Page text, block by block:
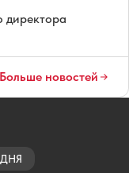
директора
Больше новостей